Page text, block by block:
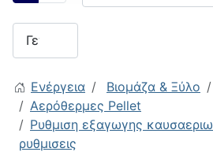
Ενέργεια Βιομάζα & Ξύλο
Αερόθερμες Pellet
Ρυθμιση εξαγωγης
ρυθμισεις